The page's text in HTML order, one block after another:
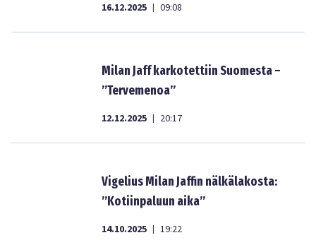
16.12.2025 | 09:08
Milan Jaff karkotettiin Suomesta –
”Tervemenoa”
12.12.2025 | 20:17
Vigelius Milan Jaffin nälkälakosta:
”Kotiinpaluun aika”
14.10.2025 | 19:22